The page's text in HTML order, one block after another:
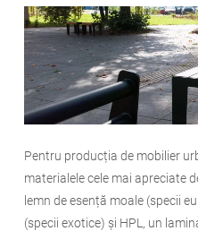
Pentru producția de mobilier
materialele cele mai apreciate
lemn de esență moale (specii
(specii exotice) și HPL, un